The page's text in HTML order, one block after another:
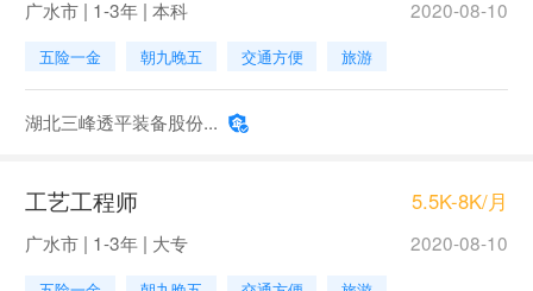
广水市 | 1-3年 | 本科 2020-08-10
五险一金 朝九晚五 交通方便 旅游
湖北三峰透平装备股份...
工艺工程师 5.5K-8K/月
广水市 | 1-3年 | 大专 2020-08-10